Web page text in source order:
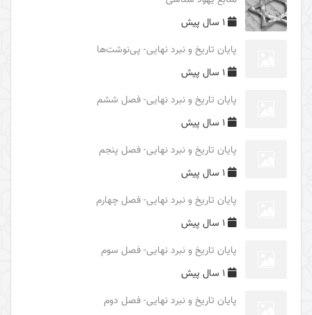
فایدۀ غیبت امام زمان (علیه السلام)
درس‌های اربعین
(علیه السلام)
الگوهای تصمیم گیری در حادثۀ عاشورا
شرح عبارت «الوتر الموتور» در زیارت عاشورا
شرح روایت «حسینٌ مِنّی و أنا مِن حسین»
برکت محرم حسینی
نبوت و امامت
1 سال پیش
پایان تاریخ و نبرد نهایی- پی‌نوشت‌ها
1 سال پیش
پایان تاریخ و نبرد نهایی- فصل ششم
1 سال پیش
پایان تاریخ و نبرد نهایی- فصل پنجم
1 سال پیش
پایان تاریخ و نبرد نهایی- فصل چهارم
1 سال پیش
پایان تاریخ و نبرد نهایی- فصل سوم
1 سال پیش
پایان تاریخ و نبرد نهایی- فصل دوم